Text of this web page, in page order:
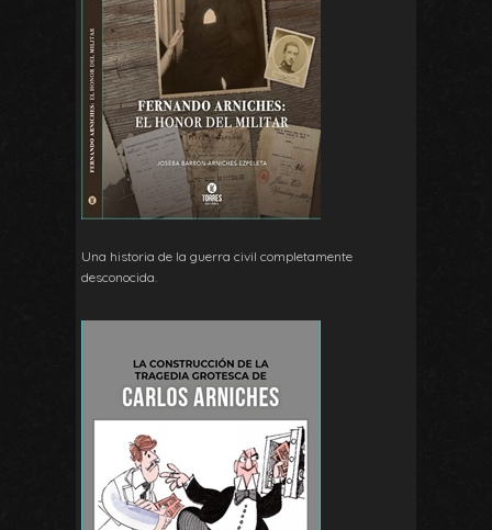
Una historia de la guerra civil completamente
desconocida.